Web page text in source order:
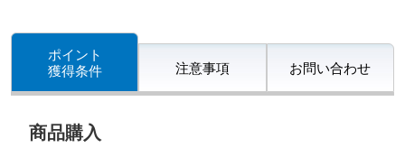
ポイント
獲得条件
注意事項 お問い合わせ
商品購入